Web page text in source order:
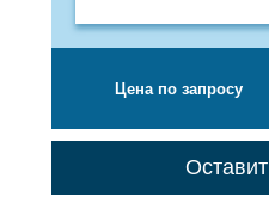
Цена по запросу